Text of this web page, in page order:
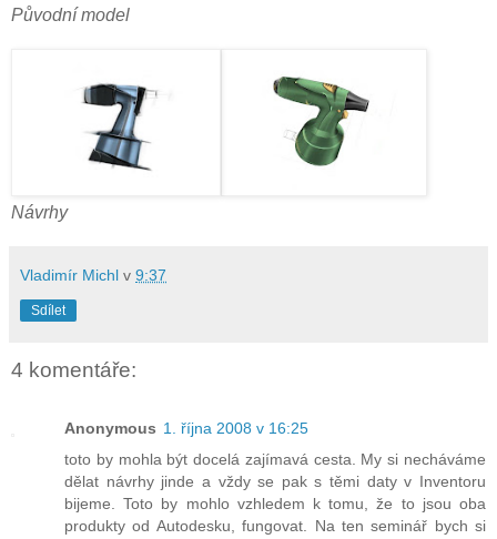
Původní model
Návrhy
Vladimír Michl v 9:37
Sdílet
4 komentáře:
Anonymous 1. října 2008 v 16:25
toto by mohla být docelá zajímavá cesta. My si necháváme
dělat návrhy jinde a vždy se pak s těmi daty v Inventoru
bijeme. Toto by mohlo vzhledem k tomu, že to jsou oba
produkty od Autodesku, fungovat. Na ten seminář bych si